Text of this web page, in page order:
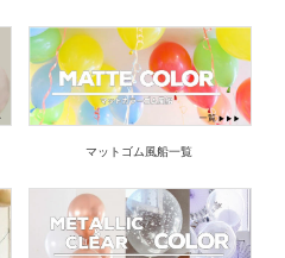
マットゴム風船一覧